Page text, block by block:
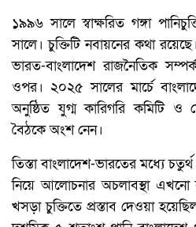
১৯৯৬ সালে স্বাক্ষরিত গঙ্গা
সালে। চুক্তিটি নবায়নের কথা
ভারত-বাংলাদেশ রাজনৈতিক
ওপর। ২০২৫ সালের মার্চে
অনুষ্ঠিত যুগ্ম কারিগরি কমিটি
বৈঠকে অংশ নেন।
তিস্তা বাংলাদেশ-ভারতের মধ্যে
নিয়ে আলোচনার অচলাবস্থা এখনো
খসড়া চুক্তিতে প্রস্তাব দেওয়া